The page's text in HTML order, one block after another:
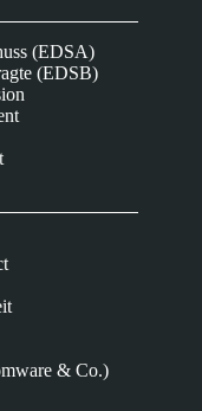
(EDSA)
(EDSB)
& Co.)